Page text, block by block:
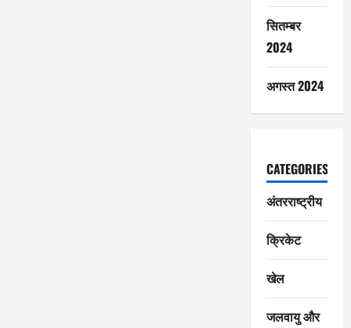
सितम्बर
2024
अगस्त 2024
CATEGORIES
अंतरराष्ट्रीय
क्रिकेट
खेल
जलवायु और